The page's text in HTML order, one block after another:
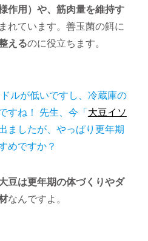
作用）や、筋肉量を維持す
れています。善玉菌の餌に
えるのに役立ちます。
ルが低いですし、冷蔵庫の
すね！ 先生、今「 大豆イソ
ましたが、やっぱり更年期
めですか？
豆は更年期の体づくりやダ
なんですよ。